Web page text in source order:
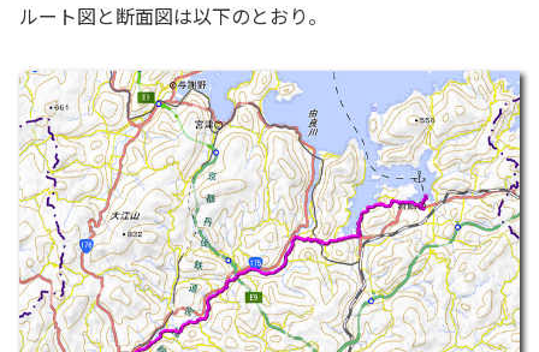
ルート図と断面図は以下のとおり。